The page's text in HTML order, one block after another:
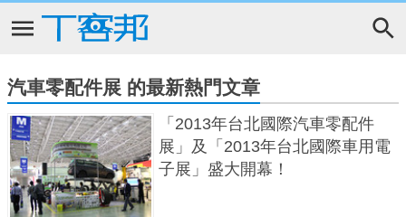
汽車零配件展 的最新熱門文章
「2013年台北國際汽車零配件
展」及「2013年台北國際車用電
子展」盛大開幕！